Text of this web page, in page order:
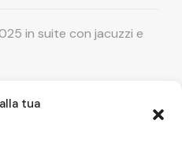
tua
in suite con jacuzzi e
con vasca
il tuo relax esclusivo